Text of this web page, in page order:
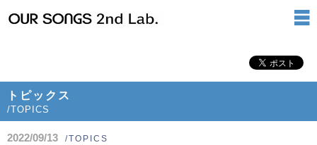
トピックス
/TOPICS
2022/09/13 /TOPICS